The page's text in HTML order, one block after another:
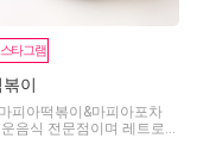
타그램
이
피아떡볶이&마피아포차
음식 전문점이며 레트로
장 분위기를 꾸리고 있습니